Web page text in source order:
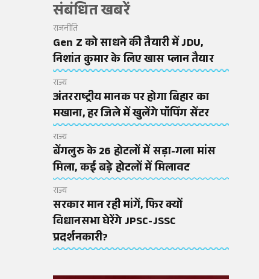
संबंधित खबरें
राजनीति
Gen Z को साधने की तैयारी में JDU,
निशांत कुमार के लिए खास प्लान तैयार
राज्य
अंतरराष्ट्रीय मानक पर होगा बिहार का
मखाना, हर जिले में खुलेंगे पॉपिंग सेंटर
राज्य
बेंगलुरु के 26 होटलों में सड़ा-गला मांस
मिला, कई बड़े होटलों में मिलावट
राज्य
सरकार मान रही मांगें, फिर क्यों
विधानसभा घेरेंगे JPSC-JSSC
प्रदर्शनकारी?